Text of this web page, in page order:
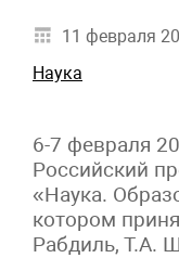
11 февраля
Наука
6-7 февраля
Российский
«Наука.
котором
Рабдиль, Т.А.